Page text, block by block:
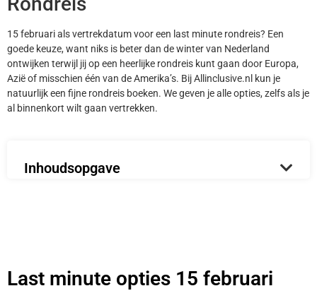
15 februari als vertrekdatum voor een last minute rondreis? Een
goede keuze, want niks is beter dan de winter van Nederland
ontwijken terwijl jij op een heerlijke rondreis kunt gaan door Europa,
Azië of misschien één van de Amerika’s. Bij Allinclusive.nl kun je
natuurlijk een fijne rondreis boeken. We geven je alle opties, zelfs als je
al binnenkort wilt gaan vertrekken.
Inhoudsopgave
Last minute opties 15 februari